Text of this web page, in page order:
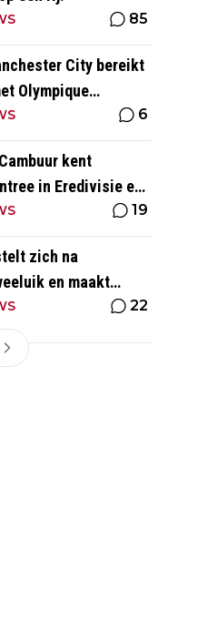
85
City bereikt
Olympique
twee miljoen
6
kent
in Eredivisie en
eigen huis
19
zich na
en maakt
opponent
22